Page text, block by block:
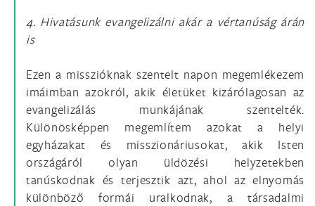
4. Hivatásunk evangelizálni akár a vértanúság árán
is
Ezen a misszióknak szentelt napon megemlékezem
imáimban azokról, akik életüket kizárólagosan az
evangelizálás munkájának szentelték.
Különösképpen megemlítem azokat a helyi
egyházakat és misszionáriusokat, akik Isten
országáról olyan üldözési helyzetekben
tanúskodnak és terjesztik azt, ahol az elnyomás
különböző formái uralkodnak, a társadalmi